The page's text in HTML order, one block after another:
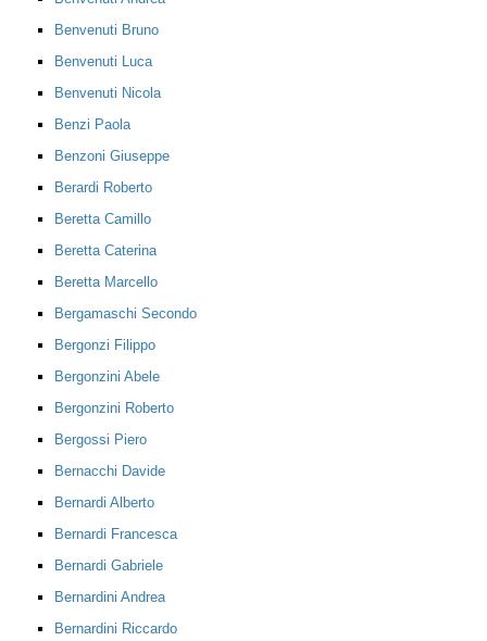
Benvenuti Bruno
Benvenuti Luca
Benvenuti Nicola
Benzi Paola
Benzoni Giuseppe
Berardi Roberto
Beretta Camillo
Beretta Caterina
Beretta Marcello
Bergamaschi Secondo
Bergonzi Filippo
Bergonzini Abele
Bergonzini Roberto
Bergossi Piero
Bernacchi Davide
Bernardi Alberto
Bernardi Francesca
Bernardi Gabriele
Bernardini Andrea
Bernardini Riccardo